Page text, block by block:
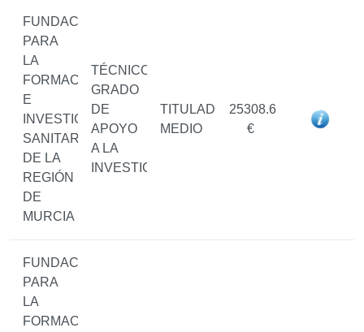
FUNDACIÓN
PARA
LA
FORMACIÓN
E
INVESTIGACIÓN
SANITARIAS
DE LA
REGIÓN
DE
MURCIA
TÉCNICO/A
GRADO
DE
APOYO
A LA
INVESTIGACIÓN
TITULADO/A
MEDIO
25308.6
€
FUNDACIÓN
PARA
LA
FORMACIÓN